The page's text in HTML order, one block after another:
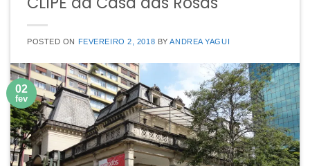
POSTED ON FEVEREIRO 2, 2018 BYANDREA YAGUI
02
fev